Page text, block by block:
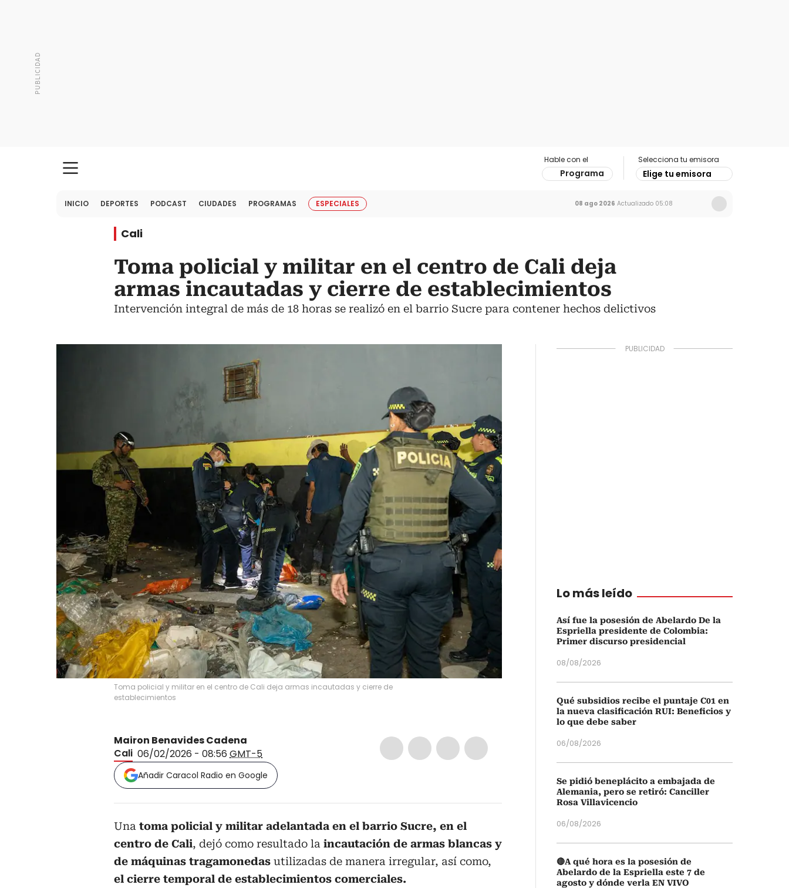
Hable con el
Programa
Selecciona tu emisora
Elige tu emisora
INICIO DEPORTES PODCAST CIUDADES PROGRAMAS ESPECIALES 08 ago 2026 Actualizado 05:08
Cali
Toma policial y militar en el centro de Cali deja
armas incautadas y cierre de establecimientos
Intervención integral de más de 18 horas se realizó en el barrio Sucre para contener hechos delictivos
Toma policial y militar en el centro de Cali deja armas incautadas y cierre de
establecimientos
Mairon Benavides Cadena
Cali 06/02/2026 - 08:56 GMT-5
Añadir Caracol Radio en Google
Una toma policial y militar adelantada en el barrio Sucre, en el
centro de Cali, dejó como resultado la incautación de armas blancas y
de máquinas tragamonedas utilizadas de manera irregular, así como,
el cierre temporal de establecimientos comerciales.
Lo más leído
Así fue la posesión de Abelardo De la
Espriella presidente de Colombia:
Primer discurso presidencial
08/08/2026
Qué subsidios recibe el puntaje C01 en
la nueva clasificación RUI: Beneficios y
lo que debe saber
06/08/2026
Se pidió beneplácito a embajada de
Alemania, pero se retiró: Canciller
Rosa Villavicencio
06/08/2026
🔴A qué hora es la posesión de
Abelardo de la Espriella este 7 de
agosto y dónde verla EN VIVO